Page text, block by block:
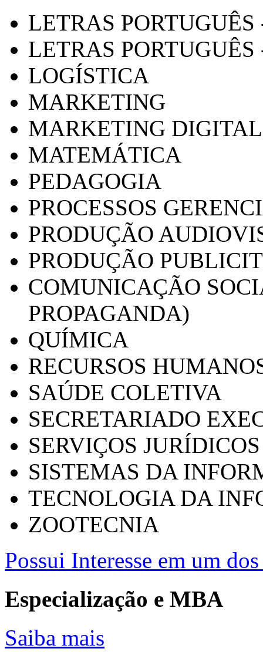
LETRAS
LETRAS PORTUGUÊS
LOGÍSTICA
MARKETING
MARKETING DIGITAL
MATEMÁTICA
PEDAGOGIA
PROCESSOS
PRODUÇÃO
PRODUÇÃO
COMUNICAÇÃO
PROPAGANDA)
QUÍMICA
RECURSOS
SAÚDE COLETIVA
SECRETARIADO
SERVIÇOS
SISTEMAS DA
TECNOLOGIA DA
ZOOTECNIA
Possui Interesse em um
Especialização e MBA
Saiba mais